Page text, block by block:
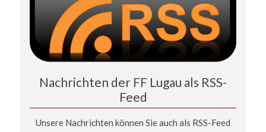
Nachrichten der FF Lugau als RSS-
Feed
Unsere Nachrichten können Sie auch als RSS-Feed